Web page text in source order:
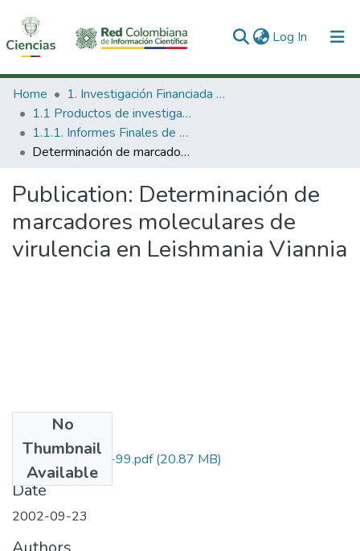
Log In (current)
Communities & Collections
All of DSpace
Statistics
Home
1. Investigación Financiada con Recursos Públicos
1.1 Productos de investigación
1.1.1. Informes Finales de Proyectos de Investigación
Determinación de marcadores moleculares de virulencia en Leishmania Viannia
Publication: Determinación de
marcadores moleculares de
virulencia en Leishmania Viannia
No
Thumbnail
Available
2229-05-044-99.pdf(20.87 MB)
Date
2002-09-23